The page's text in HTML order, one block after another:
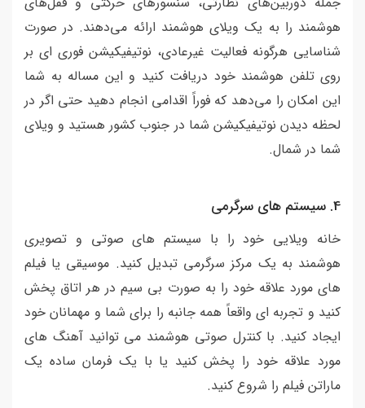
هوشمند را به یک ویلای هوشمند ارائه می‌دهند. در صورت
شناسایی هرگونه فعالیت غیرعادی، نوتیفیکیشن فوری ای بر
روی تلفن هوشمند خود دریافت کنید و این مساله به شما
این امکان را می‌دهد که فوراً اقدامی انجام دهید حتی اگر در
لحظه دیدن نوتیفیکیشن شما در جنوب کشور هستید و ویلای
شما در شمال.
4. سیستم های سرگرمی
خانه ویلایی خود را با سیستم های صوتی و تصویری
هوشمند به یک مرکز سرگرمی تبدیل کنید. موسیقی یا فیلم
های مورد علاقه خود را به صورت بی سیم در هر اتاق پخش
کنید و تجربه ای واقعاً همه جانبه را برای شما و مهمانان خود
ایجاد کنید. با کنترل صوتی هوشمند می توانید آهنگ های
مورد علاقه خود را پخش کنید یا با یک فرمان ساده یک
ماراتن فیلم را شروع کنید.